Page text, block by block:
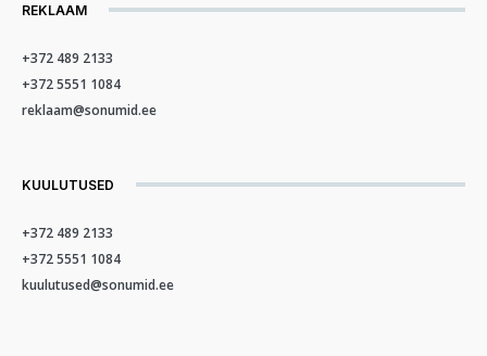
REKLAAM
+372 489 2133
+372 5551 1084
reklaam@sonumid.ee
KUULUTUSED
+372 489 2133
+372 5551 1084
kuulutused@sonumid.ee